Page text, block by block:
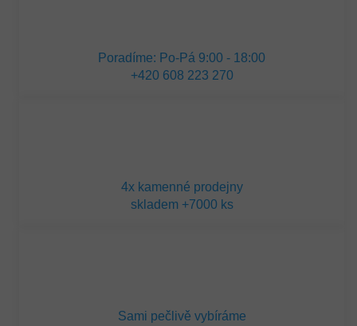
Poradíme: Po-Pá 9:00 - 18:00
+420 608 223 270
4x kamenné prodejny
skladem +7000 ks
Sami pečlivě vybíráme